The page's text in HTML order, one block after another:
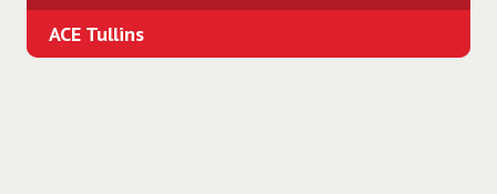
ACE Tullins